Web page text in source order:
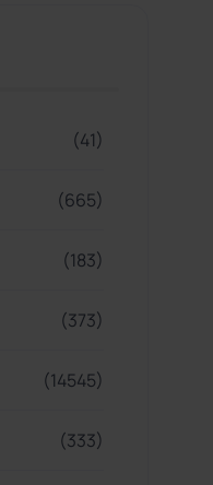
(41)
(665)
(183)
(373)
(14545)
(333)